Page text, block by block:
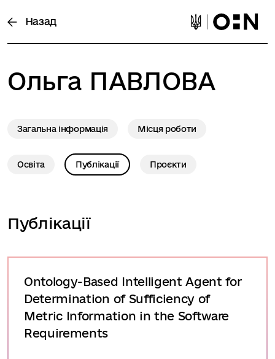
Назад
Ольга ПАВЛОВА
Загальна інформація Місця роботи
Освіта Публікації Проєкти
Публікації
Ontology-Based Intelligent Agent for
Determination of Sufficiency of
Metric Information in the Software
Requirements